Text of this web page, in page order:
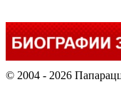
© 2004 - 2026